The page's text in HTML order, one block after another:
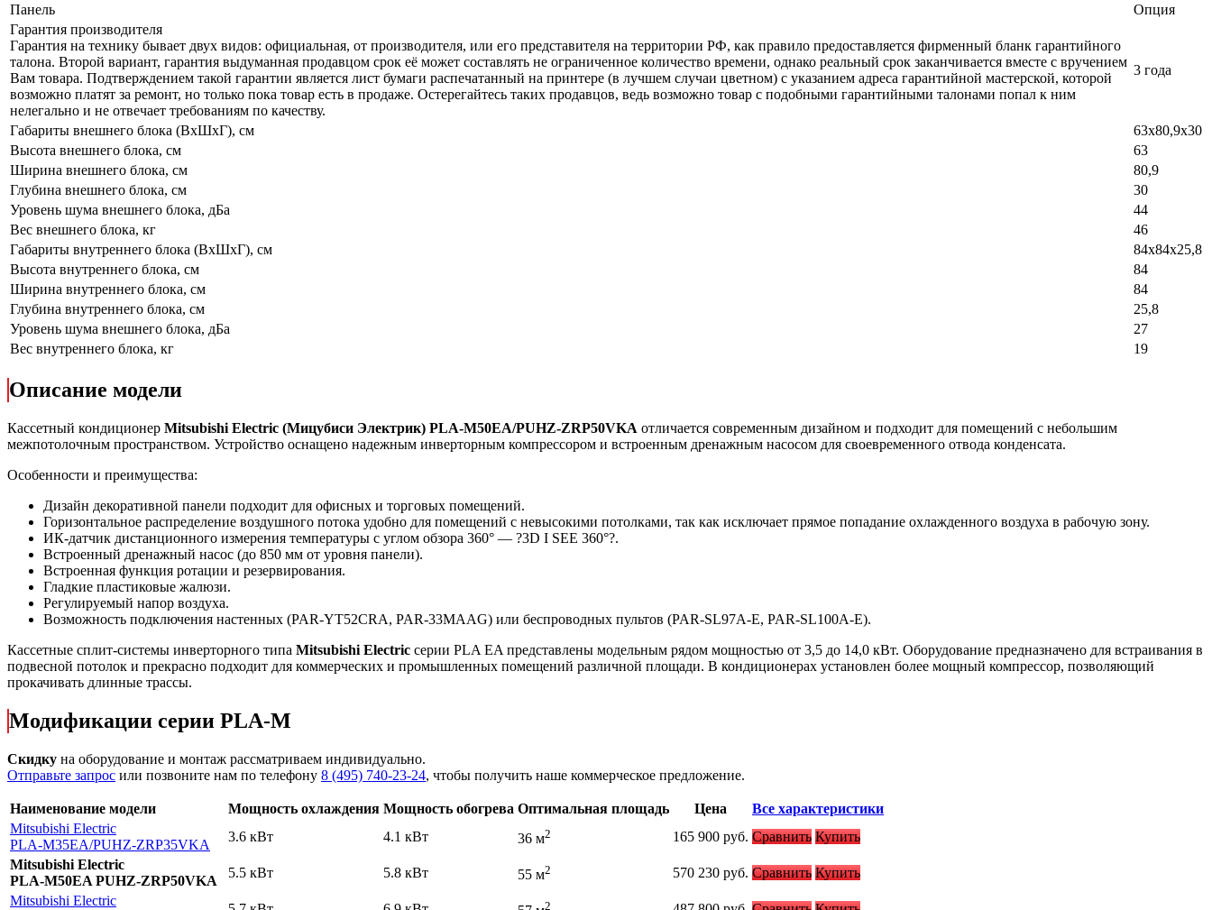
Панель
Опция
Гарантия производителя
Гарантия на технику бывает двух видов: официальная, от производителя, или его представителя на территории РФ, как правило предоставляется фирменный бланк гарантийного
талона. Второй вариант, гарантия выдуманная продавцом срок её может составлять не ограниченное количество времени, однако реальный срок заканчивается вместе с вручением
Вам товара. Подтверждением такой гарантии является лист бумаги распечатанный на принтере (в лучшем случаи цветном) с указанием адреса гарантийной мастерской, которой
возможно платят за ремонт, но только пока товар есть в продаже. Остерегайтесь таких продавцов, ведь возможно товар с подобными гарантийными талонами попал к ним
нелегально и не отвечает требованиям по качеству.
3 года
Габариты внешнего блока (ВхШхГ), см
63х80,9х30
Высота внешнего блока, см
63
Ширина внешнего блока, см
80,9
Глубина внешнего блока, см
30
Уровень шума внешнего блока, дБа
44
Вес внешнего блока, кг
46
Габариты внутреннего блока (ВхШхГ), см
84x84х25,8
Высота внутреннего блока, см
84
Ширина внутреннего блока, см
84
Глубина внутреннего блока, см
25,8
Уровень шума внешнего блока, дБа
27
Вес внутреннего блока, кг
19
Описание модели
Кассетный кондиционер Mitsubishi Electric (Мицубиси Электрик) PLA-M50EA/PUHZ-ZRP50VKA отличается современным дизайном и подходит для помещений с небольшим
межпотолочным пространством. Устройство оснащено надежным инверторным компрессором и встроенным дренажным насосом для своевременного отвода конденсата.
Особенности и преимущества:
Дизайн декоративной панели подходит для офисных и торговых помещений.
Горизонтальное распределение воздушного потока удобно для помещений с невысокими потолками, так как исключает прямое попадание охлажденного воздуха в рабочую зону.
ИК-датчик дистанционного измерения температуры с углом обзора 360° — ?3D I SEE 360°?.
Встроенный дренажный насос (до 850 мм от уровня панели).
Встроенная функция ротации и резервирования.
Гладкие пластиковые жалюзи.
Регулируемый напор воздуха.
Возможность подключения настенных (PAR-YT52CRA, PAR-33MAAG) или беспроводных пультов (PAR-SL97A-E, PAR-SL100A-E).
Кассетные сплит-системы инверторного типа Mitsubishi Electric серии PLA EA представлены модельным рядом мощностью от 3,5 до 14,0 кВт. Оборудование предназначено для встраивания в
подвесной потолок и прекрасно подходит для коммерческих и промышленных помещений различной площади. В кондиционерах установлен более мощный компрессор, позволяющий
прокачивать длинные трассы.
Модификации серии PLA-M
Скидку на оборудование и монтаж рассматриваем индивидуально.
Отправьте запрос или позвоните нам по телефону 8 (495) 740-23-24, чтобы получить наше коммерческое предложение.
Наименование модели Мощность охлаждения Мощность обогрева Оптимальная площадь Цена
Все характеристики
Mitsubishi Electric
PLA-M35EA/PUHZ-ZRP35VKA
3.6 кВт 4.1 кВт 36 м2 165 900 руб. Сравнить Купить
Mitsubishi Electric
PLA-M50EA PUHZ-ZRP50VKA
5.5 кВт 5.8 кВт 55 м2 570 230 руб. Сравнить Купить
Mitsubishi Electric
2